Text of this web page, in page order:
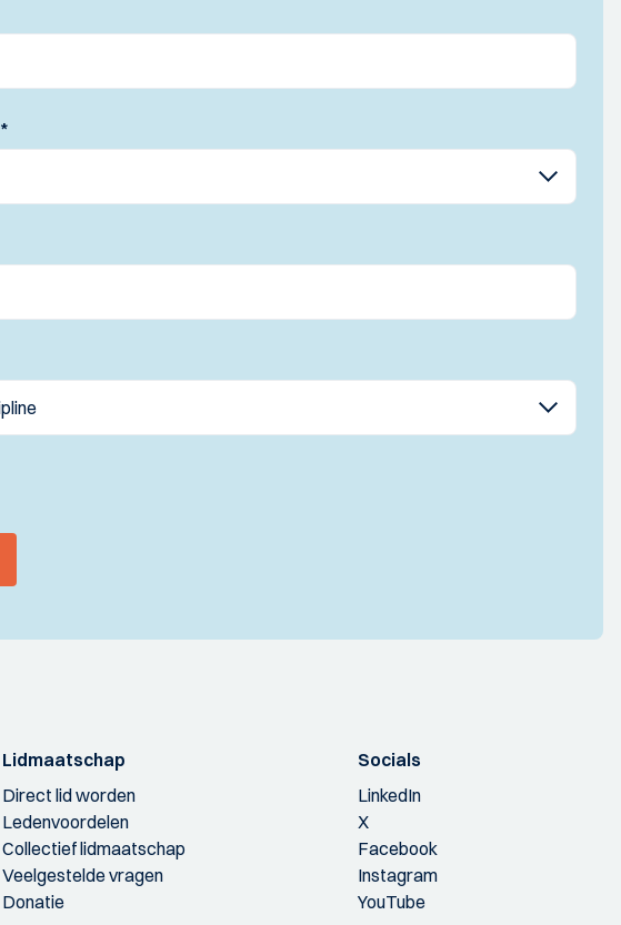
*
Lidmaatschap
Direct lid worden
Ledenvoordelen
Collectief lidmaatschap
Veelgestelde vragen
Donatie
Socials
LinkedIn
X
Facebook
Instagram
YouTube